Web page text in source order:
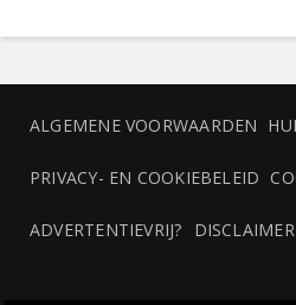
ALGEMENE VOORWAARDEN
PRIVACY- EN COOKIEBELEID
ADVERTENTIEVRIJ? DISCLAIMER